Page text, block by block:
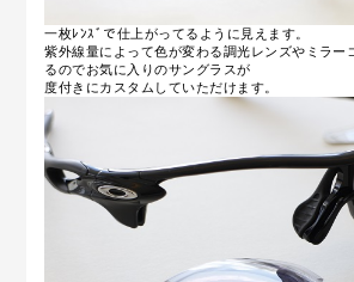
一枚ﾚﾝｽﾞで仕上がってるように見えます。
紫外線量によって色が変わる調光レンズやミラー
るのでお気に入りのサングラスが
度付きにカスタムしていただけます。